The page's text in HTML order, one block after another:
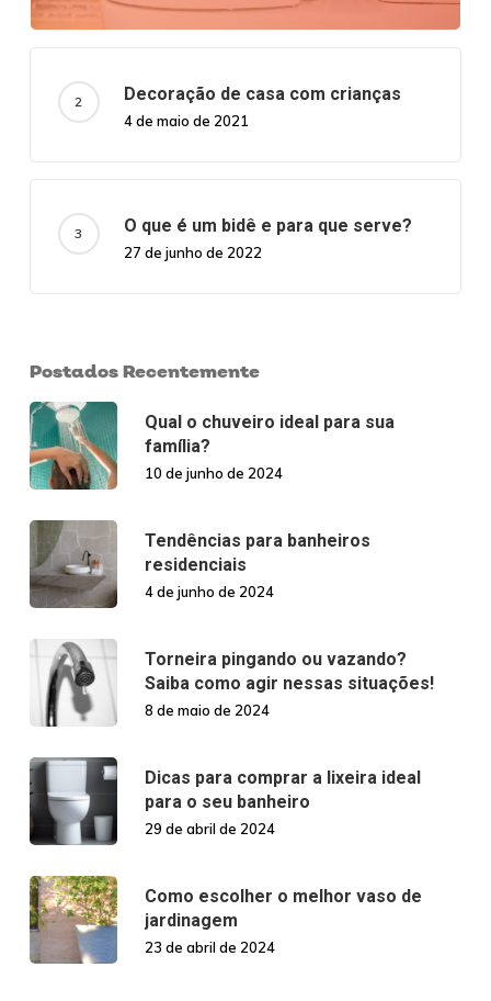
Decoração de casa com crianças
4 de maio de 2021
O que é um bidê e para que serve?
27 de junho de 2022
Postados Recentemente
Qual o chuveiro ideal para sua
família?
10 de junho de 2024
Tendências para banheiros
residenciais
4 de junho de 2024
Torneira pingando ou vazando?
Saiba como agir nessas situações!
8 de maio de 2024
Dicas para comprar a lixeira ideal
para o seu banheiro
29 de abril de 2024
Como escolher o melhor vaso de
jardinagem
23 de abril de 2024